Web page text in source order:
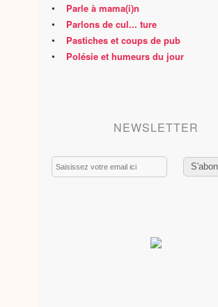
• Parle à mama(i)n
• Parlons de cul... ture
• Pastiches et coups de pub
• Polésie et humeurs du jour
NEWSLETTER
Email